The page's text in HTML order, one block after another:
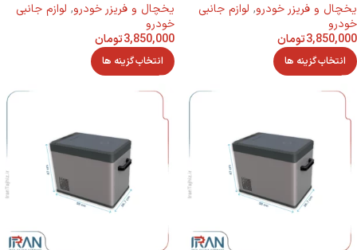
يخچال و فريزر خودرو, لوازم جانبی
خودرو
3,850,000تومان
انتخاب گزینه ها
يخچال و فريزر خودرو, لوازم جانبی
خودرو
3,850,000تومان
انتخاب گزینه ها